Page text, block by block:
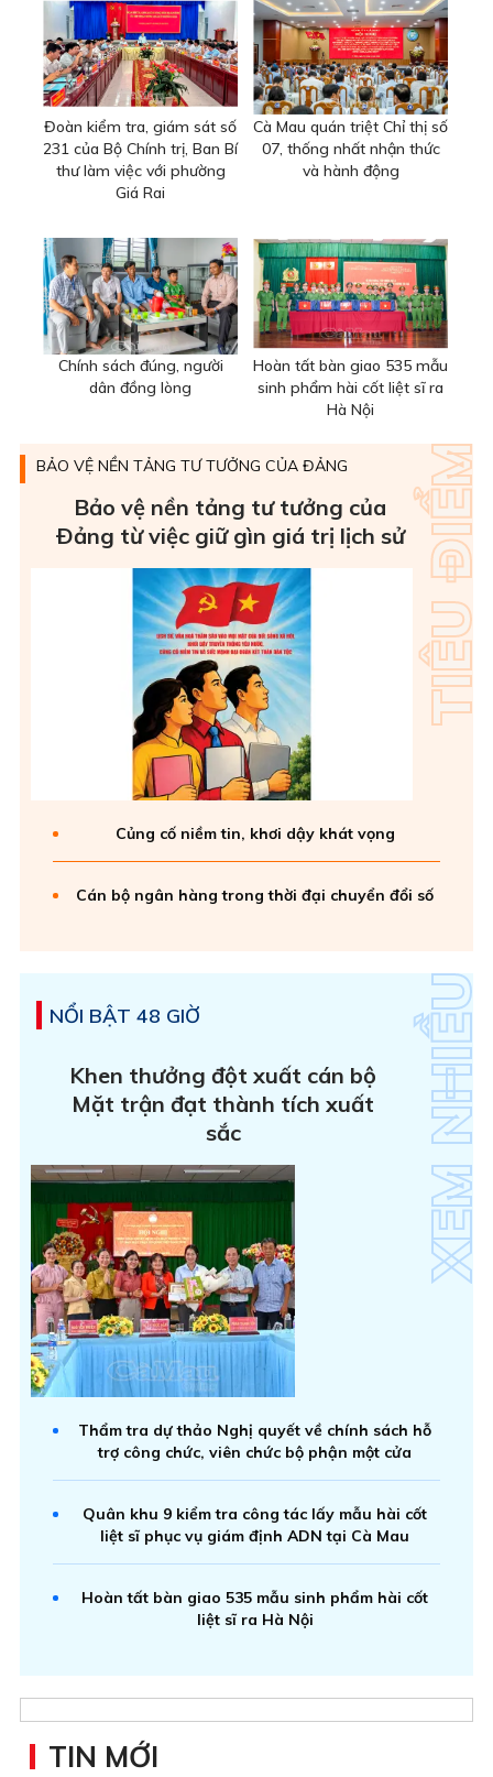
Đoàn kiểm tra, giám sát số
231 của Bộ Chính trị, Ban Bí
thư làm việc với phường
Giá Rai
Cà Mau quán triệt Chỉ thị số
07, thống nhất nhận thức
và hành động
Chính sách đúng, người
dân đồng lòng
Hoàn tất bàn giao 535 mẫu
sinh phẩm hài cốt liệt sĩ ra
Hà Nội
BẢO VỆ NỀN TẢNG TƯ TƯỞNG CỦA ĐẢNG
Bảo vệ nền tảng tư tưởng của
Ðảng từ việc giữ gìn giá trị lịch sử
Củng cố niềm tin, khơi dậy khát vọng
Cán bộ ngân hàng trong thời đại chuyển đổi số
NỔI BẬT 48 GIỜ
Khen thưởng đột xuất cán bộ
Mặt trận đạt thành tích xuất
sắc
Thẩm tra dự thảo Nghị quyết về chính sách hỗ
trợ công chức, viên chức bộ phận một cửa
Quân khu 9 kiểm tra công tác lấy mẫu hài cốt
liệt sĩ phục vụ giám định ADN tại Cà Mau
Hoàn tất bàn giao 535 mẫu sinh phẩm hài cốt
liệt sĩ ra Hà Nội
TIN MỚI